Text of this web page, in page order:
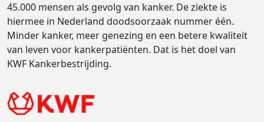
45.000 mensen als gevolg van kanker. De ziekte is
hiermee in Nederland doodsoorzaak nummer één.
Minder kanker, meer genezing en een betere kwaliteit
van leven voor kankerpatiënten. Dat is het doel van
KWF Kankerbestrijding.